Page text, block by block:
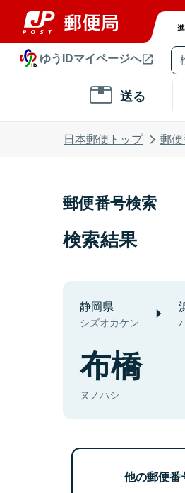
ゆうIDマイページへ
送る
日本郵便トップ 郵
郵便番号検索
検索結果
静岡県
シズオカケン
布橋
ヌノハシ
他の郵便